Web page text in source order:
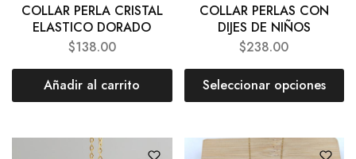
COLLAR PERLA CRISTAL
ELASTICO DORADO
$138.00
Añadir al carrito
COLLAR PERLAS CON
DIJES DE NIÑOS
$238.00
Seleccionar opciones